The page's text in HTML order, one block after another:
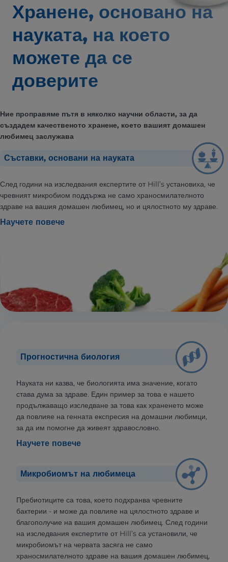
Хранене, основано на
науката, на което
можете да се
доверите
Ние проправяме пътя в няколко научни области, за да
създадем качественото хранене, което вашият домашен
любимец заслужава
Съставки, основани на науката
След години на изследвания експертите от Hill’s установиха, че
чревният микробиом поддържа не само храносмилателното
здраве на вашия домашен любимец, но и цялостното му здраве.
Научете повече
Прогностична биология
Науката ни казва, че биологията има значение, когато
става дума за здраве. Един пример за това е нашето
продължаващо изследване за това как храненето може
да повлияе на генната експресия на домашни любимци,
за да им помогне да живеят здравословно.
Научете повече
Микробиомът на любимеца
Пребиотиците са това, което подхранва чревните
бактерии - и може да повлияе на цялостното здраве и
благополучие на вашия домашен любимец. След години
на изследвания експертите от Hill’s са установили, че
микробиомът на червата засяга не само
храносмилателното здраве на вашия домашен любимец,